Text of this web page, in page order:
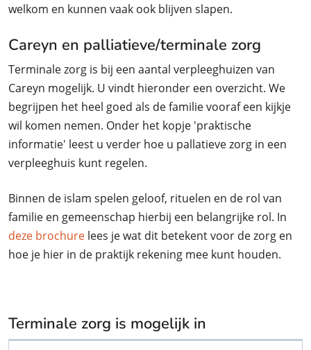
welkom en kunnen vaak ook blijven slapen.
Careyn en palliatieve/terminale zorg
Terminale zorg is bij een aantal verpleeghuizen van
Careyn mogelijk. U vindt hieronder een overzicht. We
begrijpen het heel goed als de familie vooraf een kijkje
wil komen nemen. Onder het kopje 'praktische
informatie' leest u verder hoe u pallatieve zorg in een
verpleeghuis kunt regelen.
Binnen de islam spelen geloof, rituelen en de rol van
familie en gemeenschap hierbij een belangrijke rol. In
deze brochure lees je wat dit betekent voor de zorg en
hoe je hier in de praktijk rekening mee kunt houden.
Terminale zorg is mogelijk in